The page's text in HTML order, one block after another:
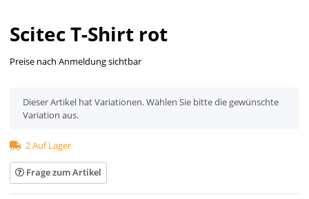
Scitec T-Shirt rot
Preise nach Anmeldung sichtbar
x
Dieser Artikel hat Variationen. Wählen Sie bitte die gewünschte
Variation aus.
2 Auf Lager
Frage zum Artikel